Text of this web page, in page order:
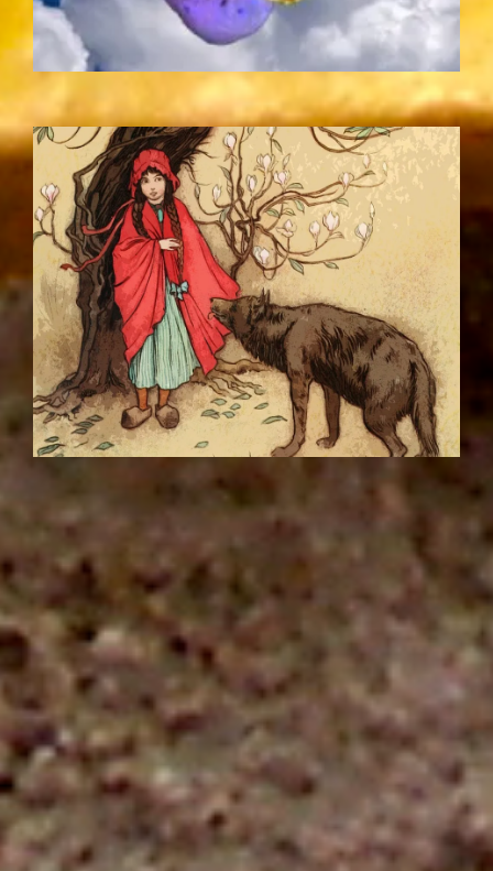
T
de 'Transformación'. Convoca un cambio en tu vida.
Adquiere herramientas para aligerar la mochila de las
cargas que hacen tu camino pesado o carente de
sentido. Y recupera tu creatividad vital.
'METAMORFOSIS' EN TOLEDO (FEB.) Y MADRID
(MARZO)
E
de... ¡adivínalo! Sí, de 'Escritura'. Y no, esto no es
un cuento (nunca mejor dicho). Porque te
presentamos un nuevo taller para este 2017 😉
AVERIGUA QUÉ EXPERIENCIA VAMOS A ESTRENAR
ESTE 2017